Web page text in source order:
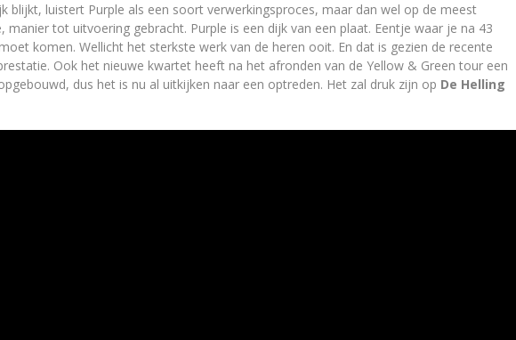
blijkt, luistert Purple als een soort verwerkingsproces, maar dan wel op de meest
manier tot uitvoering gebracht. Purple is een dijk van een plaat. Eentje waar je na 43
komen. Wellicht het sterkste werk van de heren ooit. En dat is gezien de recente
Ook het nieuwe kwartet heeft na het afronden van de Yellow & Green tour een
dus het is nu al uitkijken naar een optreden. Het zal druk zijn op De Helling